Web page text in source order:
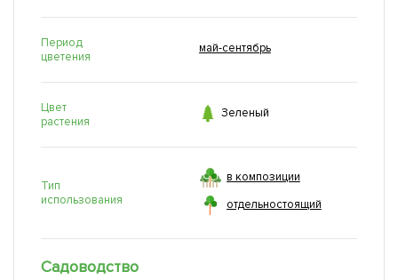
Период
цветения
май-сентябрь
Цвет
растения
 Зеленый
Тип
использования
в композиции
отдельностоящий
Садоводство